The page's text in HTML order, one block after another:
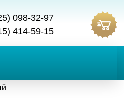
098-32-97
414-59-15